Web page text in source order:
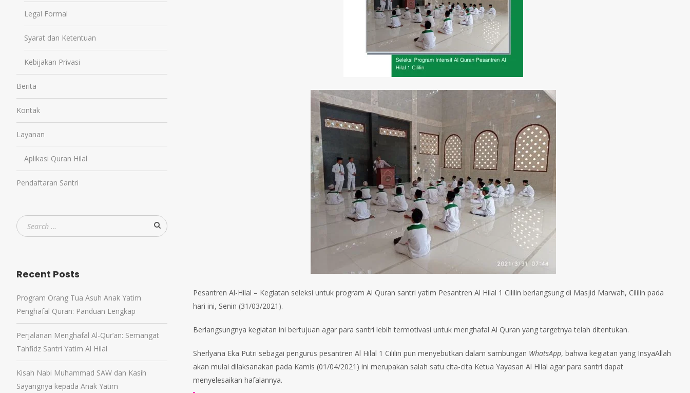
Pesantren Al-Hilal – Kegiatan seleksi untuk program Al Quran santri yatim Pesantren Al Hilal 1 Cililin berlangsung di Masjid Marwah, Cililin pada
hari ini, Senin (31/03/2021).
Berlangsungnya kegiatan ini bertujuan agar para santri lebih termotivasi untuk menghafal Al Quran yang targetnya telah ditentukan.
Sherlyana Eka Putri sebagai pengurus pesantren Al Hilal 1 Cililin pun menyebutkan dalam sambungan WhatsApp, bahwa kegiatan yang InsyaAllah
akan mulai dilaksanakan pada Kamis (01/04/2021) ini merupakan salah satu cita-cita Ketua Yayasan Al Hilal agar para santri dapat
menyelesaikan hafalannya.
Legal Formal
Syarat dan Ketentuan
Kebijakan Privasi
Berita
Kontak
Layanan
Aplikasi Quran Hilal
Pendaftaran Santri
Recent Posts
Program Orang Tua Asuh Anak Yatim
Penghafal Quran: Panduan Lengkap
Perjalanan Menghafal Al-Qur’an: Semangat
Tahfidz Santri Yatim Al Hilal
Kisah Nabi Muhammad SAW dan Kasih
Sayangnya kepada Anak Yatim